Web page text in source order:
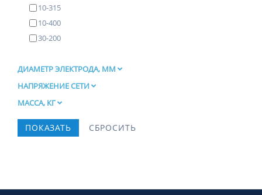
10-315
10-400
30-200
ДИАМЕТР ЭЛЕКТРОДА, ММ
НАПРЯЖЕНИЕ СЕТИ
МАССА, КГ